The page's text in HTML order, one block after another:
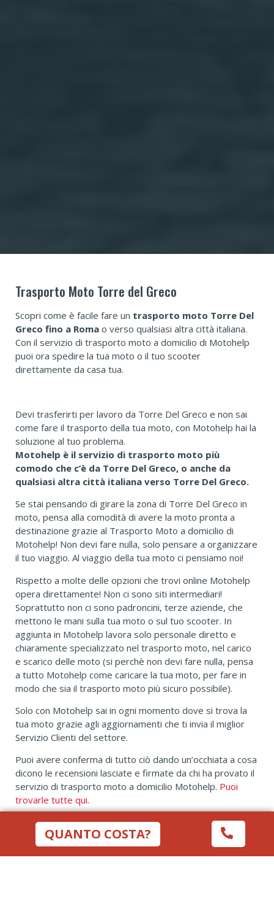
Trasporto Moto Torre del Greco
Scopri come è facile fare un trasporto moto Torre Del
Greco fino a Roma o verso qualsiasi altra città italiana.
Con il servizio di trasporto moto a domicilio di Motohelp
puoi ora spedire la tua moto o il tuo scooter
direttamente da casa tua.
Devi trasferirti per lavoro da Torre Del Greco e non sai
come fare il trasporto della tua moto, con Motohelp hai la
soluzione al tuo problema.
Motohelp è il servizio di trasporto moto più
comodo che c’è da Torre Del Greco, o anche da
qualsiasi altra città italiana verso Torre Del Greco.
Se stai pensando di girare la zona di Torre Del Greco in
moto, pensa alla comodità di avere la moto pronta a
destinazione grazie al Trasporto Moto a domicilio di
Motohelp! Non devi fare nulla, solo pensare a organizzare
il tuo viaggio. Al viaggio della tua moto ci pensiamo noi!
Rispetto a molte delle opzioni che trovi online Motohelp
opera direttamente! Non ci sono siti intermediari!
Soprattutto non ci sono padroncini, terze aziende, che
mettono le mani sulla tua moto o sul tuo scooter. In
aggiunta in Motohelp lavora solo personale diretto e
chiaramente specializzato nel trasporto moto, nel carico
e scarico delle moto (si perchè non devi fare nulla, pensa
a tutto Motohelp come caricare la tua moto, per fare in
modo che sia il trasporto moto più sicuro possibile).
Solo con Motohelp sai in ogni momento dove si trova la
tua moto grazie agli aggiornamenti che ti invia il miglior
Servizio Clienti del settore.
Puoi avere conferma di tutto ciò dando un’occhiata a cosa
dicono le recensioni lasciate e firmate da chi ha provato il
servizio di trasporto moto a domicilio Motohelp. Puoi
trovarle tutte qui.
QUANTO COSTA?